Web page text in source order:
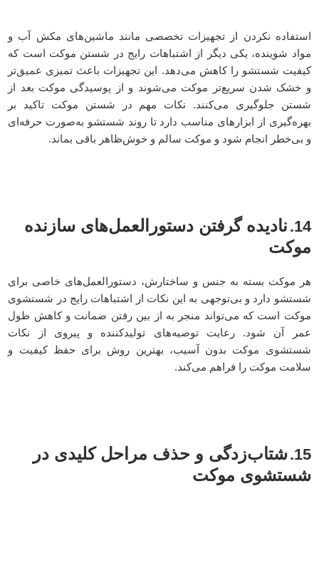
استفاده نکردن از تجهیزات تخصصی مانند ماشین‌های مکش آب و
مواد شوینده، یکی دیگر از اشتباهات رایج در شستن موکت است که
کیفیت شستشو را کاهش می‌دهد. این تجهیزات باعث تمیزی عمیق‌تر
و خشک شدن سریع‌تر موکت می‌شوند و از پوسیدگی موکت بعد از
شستن جلوگیری می‌کنند. نکات مهم در شستن موکت تاکید بر
بهره‌گیری از ابزارهای مناسب دارد تا روند شستشو به‌صورت حرفه‌ای
و بی‌خطر انجام شود و موکت سالم و خوش‌ظاهر باقی بماند.
14. نادیده گرفتن دستورالعمل‌های سازنده
موکت
هر موکت بسته به جنس و ساختارش، دستورالعمل‌های خاصی برای
شستشو دارد و بی‌توجهی به این نکات از اشتباهات رایج در شستشوی
موکت است که می‌تواند منجر به از بین رفتن ضمانت و کاهش طول
عمر آن شود. رعایت توصیه‌های تولیدکننده و پیروی از نکات
شستشوی موکت بدون آسیب، بهترین روش برای حفظ کیفیت و
سلامت موکت را فراهم می‌کند.
15. شتاب‌زدگی و حذف مراحل کلیدی در
شستشوی موکت